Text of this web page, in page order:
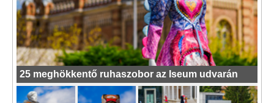
25 meghökkentő ruhaszobor az Iseum udvarán